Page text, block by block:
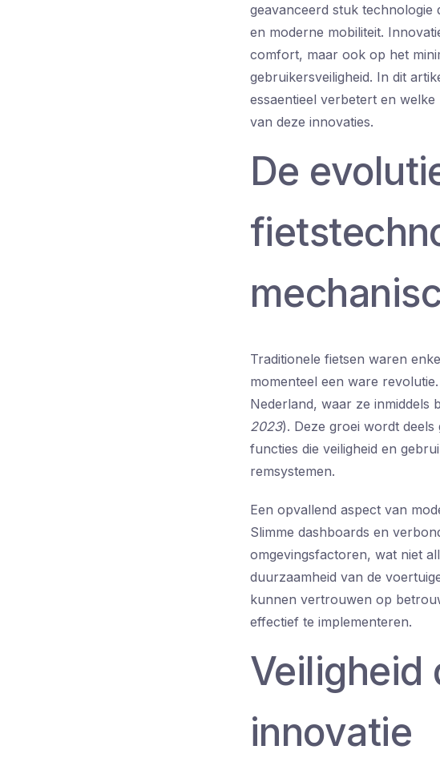
geavanceerd stuk technologie
en moderne mobiliteit.
comfort, maar ook op het
gebruikersveiligheid. In dit
essaentieel verbetert en
van deze innovaties.
De
Traditionele fietsen waren
momenteel een ware
Nederland, waar ze inmiddels
2023). Deze groei wordt
functies die veiligheid en
remsystemen.
Een opvallend aspect van
Slimme dashboards en
omgevingsfactoren, wat niet
duurzaamheid van de
kunnen vertrouwen op
effectief te implementeren.
Veiligheid
innovatie